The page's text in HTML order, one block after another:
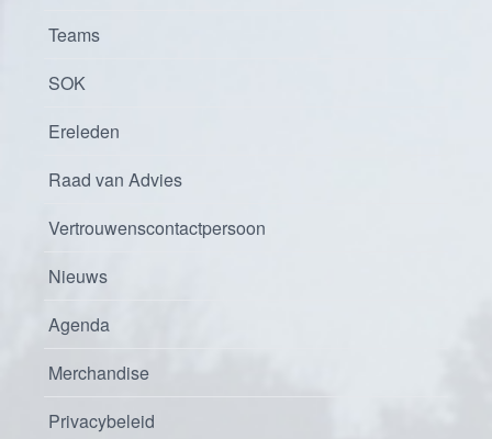
Teams
SOK
Ereleden
Raad van Advies
Vertrouwenscontactpersoon
Nieuws
Agenda
Merchandise
Privacybeleid